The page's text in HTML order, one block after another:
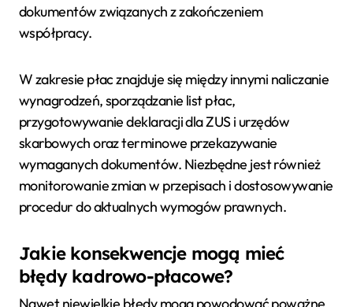
dokumentów związanych z zakończeniem
współpracy.
W zakresie płac znajduje się między innymi naliczanie
wynagrodzeń, sporządzanie list płac,
przygotowywanie deklaracji dla ZUS i urzędów
skarbowych oraz terminowe przekazywanie
wymaganych dokumentów. Niezbędne jest również
monitorowanie zmian w przepisach i dostosowywanie
procedur do aktualnych wymogów prawnych.
Jakie konsekwencje mogą mieć
błędy kadrowo-płacowe?